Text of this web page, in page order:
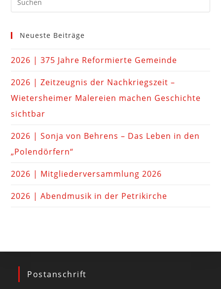
Neueste Beiträge
2026 | 375 Jahre Reformierte Gemeinde
2026 | Zeitzeugnis der Nachkriegszeit –
Wietersheimer Malereien machen Geschichte
sichtbar
2026 | Sonja von Behrens – Das Leben in den
„Polendörfern“
2026 | Mitgliederversammlung 2026
2026 | Abendmusik in der Petrikirche
Postanschrift